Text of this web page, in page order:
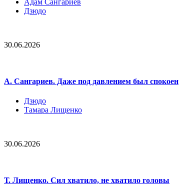
Дзюдо
30.06.2026
А. Сангариев. Даже под давлением был спокоен
Дзюдо
Тамара Лищенко
30.06.2026
Т. Лищенко. Сил хватило, не хватило головы